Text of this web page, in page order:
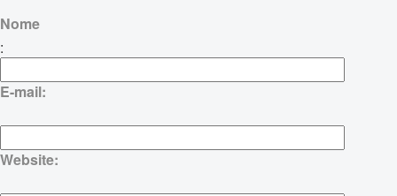
Nome
:
E-mail:
Website: